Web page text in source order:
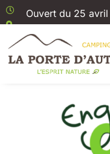
Ouvert du 25
1 Rue Boris Vian
Carcassonne